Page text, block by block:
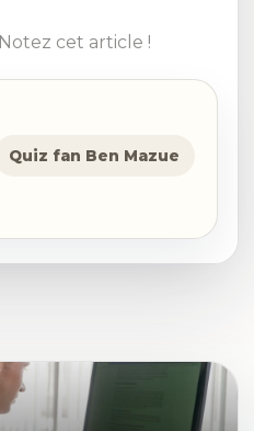
Notez cet article !
Quiz fan Ben Mazue